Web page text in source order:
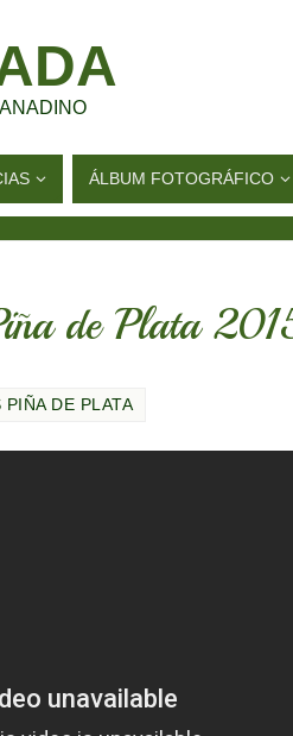
ÁLBUM FOTOGRÁFICO
de Plata
PIÑA DE PLATA